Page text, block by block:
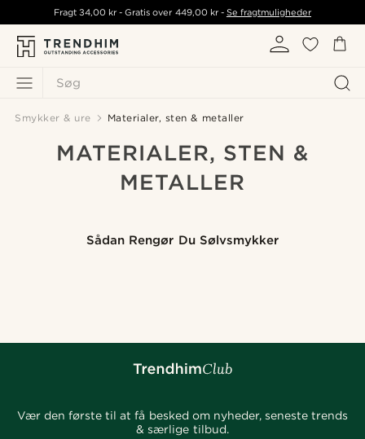
Søg
Fragt34,00 kr - Gratis over 449,00 kr- Se fragtmuligheder
Smykker & ure Materialer, sten & metaller
MATERIALER, STEN &
METALLER
Sådan Rengør Du Sølvsmykker
Vær den første til at få besked om nyheder, seneste trends
& særlige tilbud.